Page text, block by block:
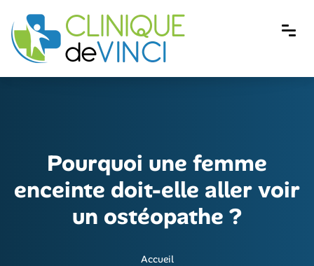
Pourquoi une femme
enceinte doit-elle aller voir
un ostéopathe ?
Accueil